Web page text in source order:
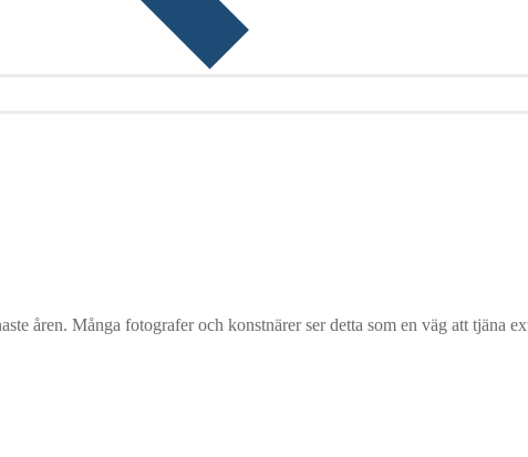
åren. Många fotografer och konstnärer ser detta som en väg att tjäna